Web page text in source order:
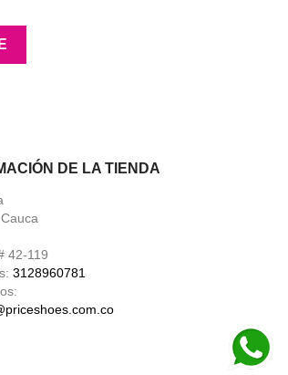
DE LA TIENDA
42-119
3128960781